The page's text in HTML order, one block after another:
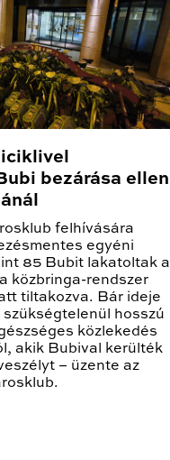
bezárása ellen
felhívására
egyéni
85 Bubit lakatoltak a
közbringa-rendszer
tiltakozva. Bár ideje
hosszú
közlekedés
akik Bubival kerülték
– üzente az